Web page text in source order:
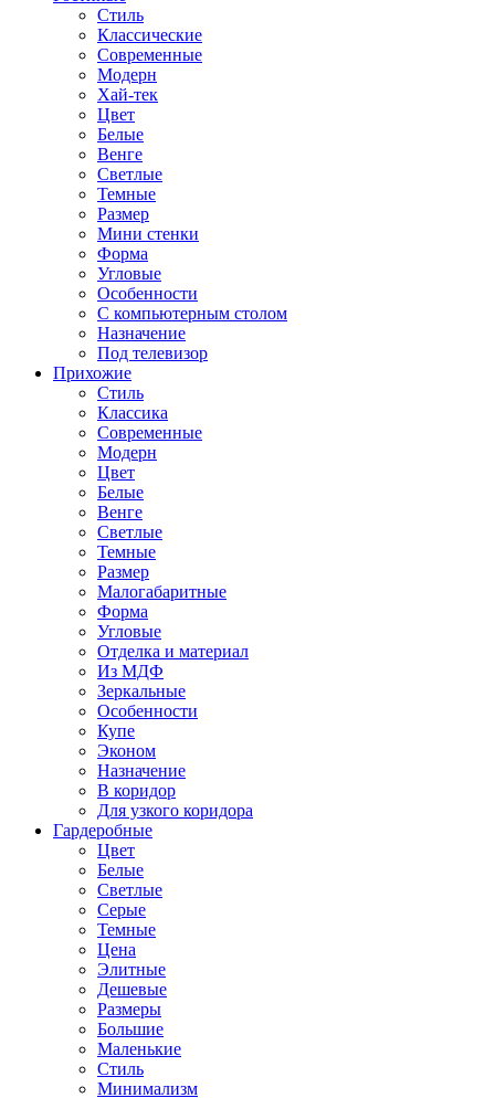
Стиль
Классические
Современные
Модерн
Хай-тек
Цвет
Белые
Венге
Светлые
Темные
Размер
Мини стенки
Форма
Угловые
Особенности
С компьютерным столом
Назначение
Под телевизор
Прихожие
Стиль
Классика
Современные
Модерн
Цвет
Белые
Венге
Светлые
Темные
Размер
Малогабаритные
Форма
Угловые
Отделка и материал
Из МДФ
Зеркальные
Особенности
Купе
Эконом
Назначение
В коридор
Для узкого коридора
Гардеробные
Цвет
Белые
Светлые
Серые
Темные
Цена
Элитные
Дешевые
Размеры
Большие
Маленькие
Стиль
Минимализм